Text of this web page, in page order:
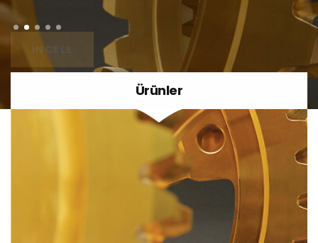
İNCELE
Ürünler